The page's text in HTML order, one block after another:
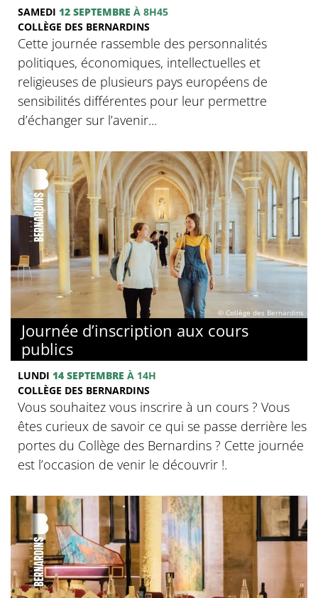
SAMEDI 12 SEPTEMBRE À 8H45
COLLÈGE DES BERNARDINS
Cette journée rassemble des personnalités
politiques, économiques, intellectuelles et
religieuses de plusieurs pays européens de
sensibilités différentes pour leur permettre
d’échanger sur l’avenir...
© Collège des Bernardins
Journée d’inscription aux cours
publics
LUNDI 14 SEPTEMBRE À 14H
COLLÈGE DES BERNARDINS
Vous souhaitez vous inscrire à un cours ? Vous
êtes curieux de savoir ce qui se passe derrière les
portes du Collège des Bernardins ? Cette journée
est l’occasion de venir le découvrir !.